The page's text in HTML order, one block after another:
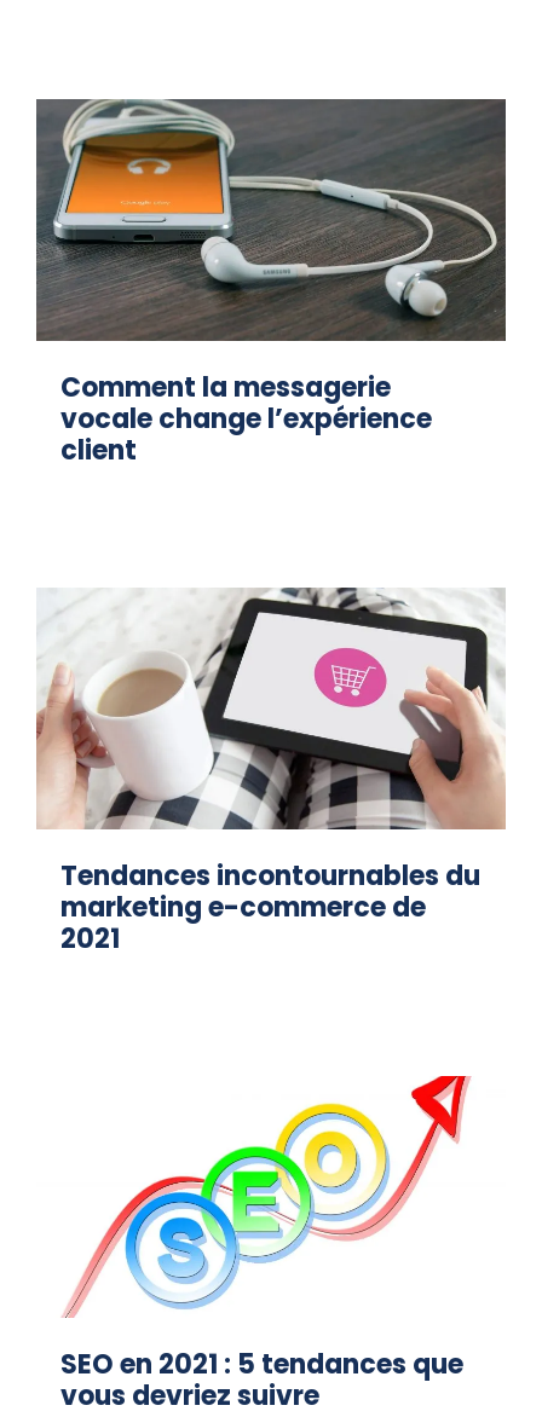
Comment la messagerie
vocale change l’expérience
client
Tendances incontournables du
marketing e-commerce de
2021
SEO en 2021 : 5 tendances que
vous devriez suivre